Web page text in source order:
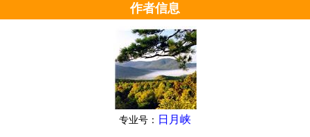
作者信息
专业号： 日月峡